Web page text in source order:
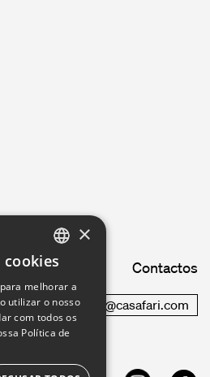
Contactos
commercial@casafari.com
ENGLISH
GERMAN
FRENCH
PORTUGUESE
×
cookies
melhorar a
utilizar o nosso
com todos os
Política de